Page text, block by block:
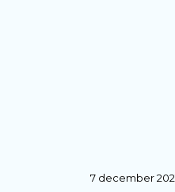
7 december